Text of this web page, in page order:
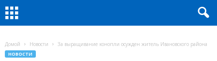
Домой Новости За выращивание конопли осужден житель Ивановского района
НОВОСТИ